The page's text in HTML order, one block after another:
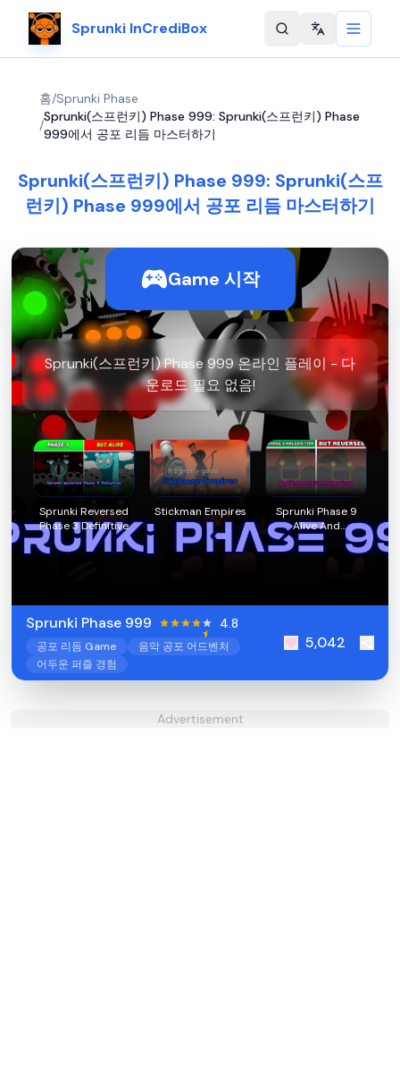
Sprunki InCrediBox Change
홈/Sprunki Phase
/
Sprunki(스프런키) Phase 999: Sprunki(스프런키) Phase
999에서 공포 리듬 마스터하기
Sprunki(스프런키) Phase 999: Sprunki(스프
런키) Phase 999에서 공포 리듬 마스터하기
Game 시작
Sprunki(스프런키) Phase 999 온라인 플레이 - 다
운로드 필요 없음!
Sprunki Reversed
Phase 3 Definitive
Stickman Empires
Sprunki Phase 9
Alive And
Malediction
Sprunki Phase 999 4.8
공포 리듬 Game
음악 공포 어드벤처
어두운 퍼즐 경험
5,042
Advertisement